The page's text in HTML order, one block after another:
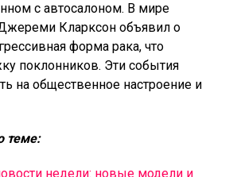
с автосалоном. В мире
Кларксон объявил о
форма рака, что
поклонников. Эти события
на общественное настроение и
теме:
недели: новые модели и